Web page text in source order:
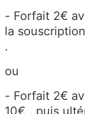
- Forfait 2€
la
.
ou
- Forfait 2€